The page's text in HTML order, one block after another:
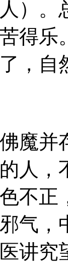
）。
得乐
，自
并
人，
不正
气
讲究